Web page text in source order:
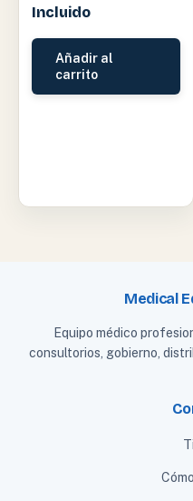
Incluido
Añadir al
carrito
Medical
Equipo médico
consultorios, gobierno,